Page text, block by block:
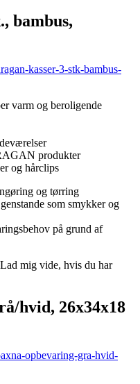
bambus,
kasser-3-stk-bambus-
varm og beroligende
produkter
og hårclips
og tørring
som smykker og
på grund af
mig vide, hvis du har
hvid, 26x34x18
opbevaring-gra-hvid-